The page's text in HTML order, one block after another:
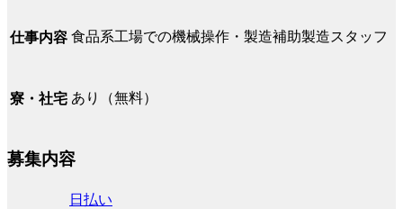
仕事内容 食品系工場での機械操作・製造補助製造スタッフ
寮・社宅 あり（無料）
募集内容
日払い